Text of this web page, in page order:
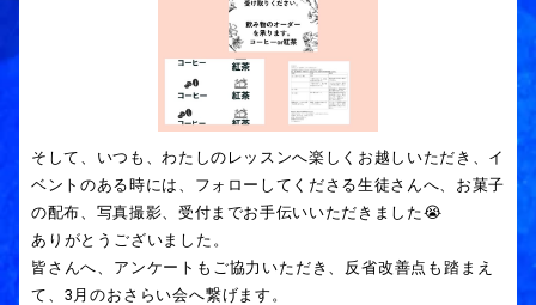
そして、いつも、わたしのレッスンへ楽しくお越しいただき、イ
ベントのある時には、フォローしてくださる生徒さんへ、お菓子
の配布、写真撮影、受付までお手伝いいただきました😭
ありがとうございました。
皆さんへ、アンケートもご協力いただき、反省改善点も踏まえ
て、3月のおさらい会へ繋げます。